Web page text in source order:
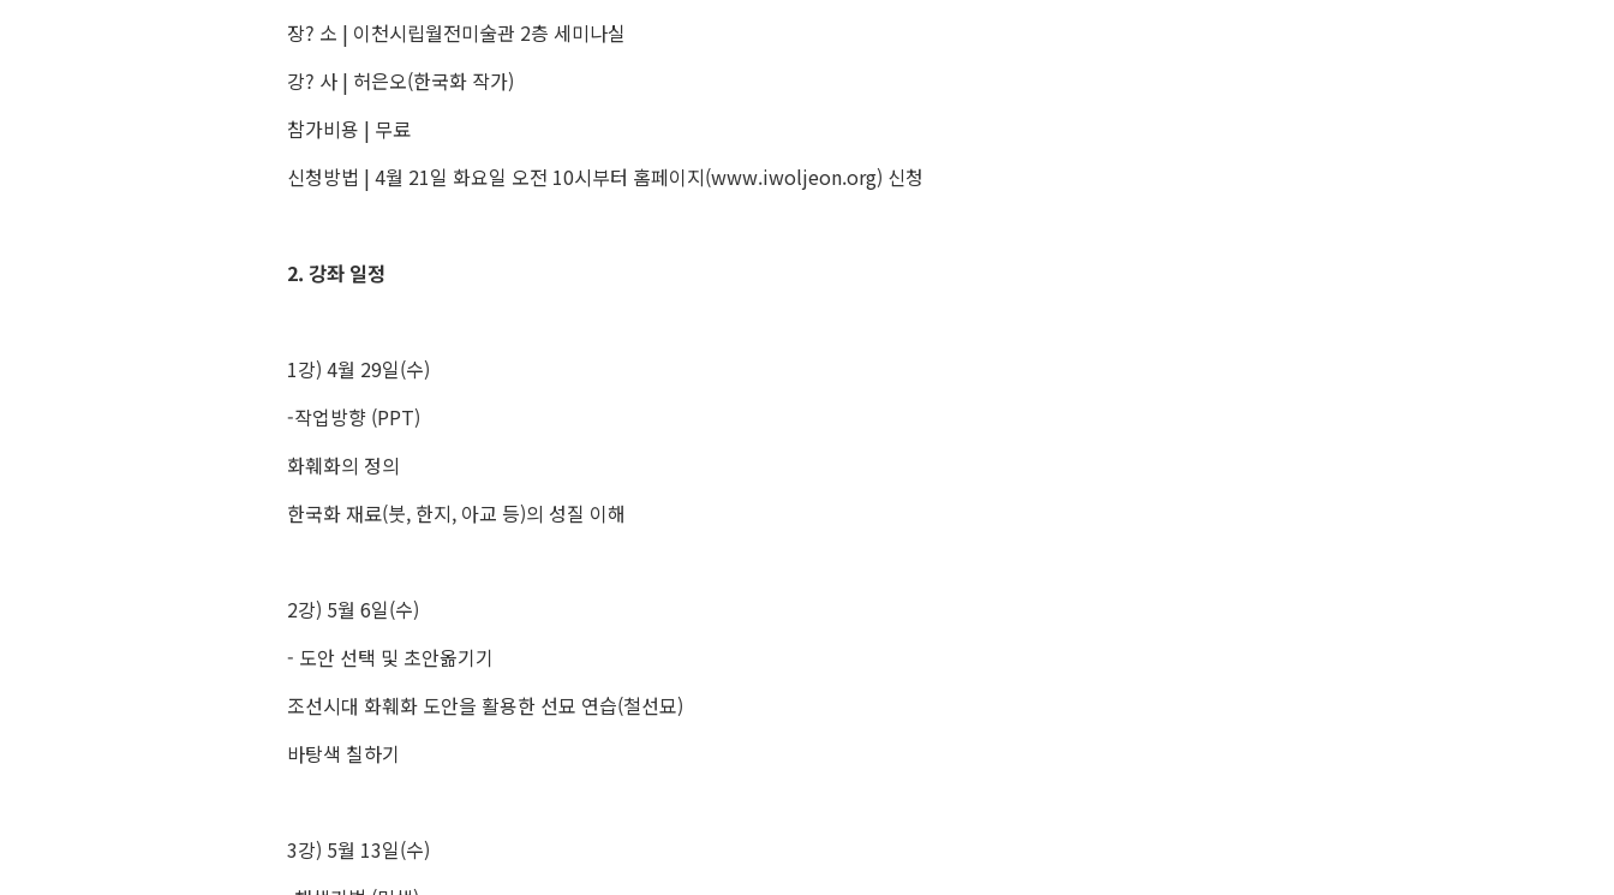
장? 소 | 이천시립월전미술관 2층 세미나실
강? 사 | 허은오(한국화 작가)
참가비용 | 무료
신청방법 | 4월 21일 화요일 오전 10시부터 홈페이지(www.iwoljeon.org) 신청
2. 강좌 일정
1강) 4월 29일(수)
-작업방향 (PPT)
화훼화의 정의
한국화 재료(붓, 한지, 아교 등)의 성질 이해
2강) 5월 6일(수)
- 도안 선택 및 초안옮기기
조선시대 화훼화 도안을 활용한 선묘 연습(철선묘)
바탕색 칠하기
3강) 5월 13일(수)